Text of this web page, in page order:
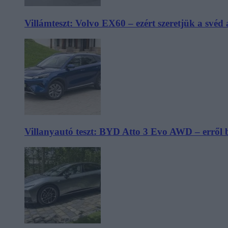
Villámteszt: Volvo EX60 – ezért szeretjük a svéd
Villanyautó teszt: BYD Atto 3 Evo AWD – erről